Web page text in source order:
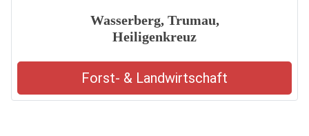
Wasserberg, Trumau,
Heiligenkreuz
Forst- & Landwirtschaft